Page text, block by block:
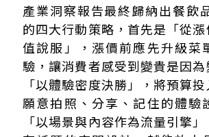
產業洞察報告最終歸納出餐飲
的四大行動策略，首先是「從
值說服」，漲價前應先升級菜
驗，讓消費者感受到變貴是因
「以體驗密度決勝」，將預算
願意拍照、分享、記住的體驗
「以場景與內容作為流量引擎